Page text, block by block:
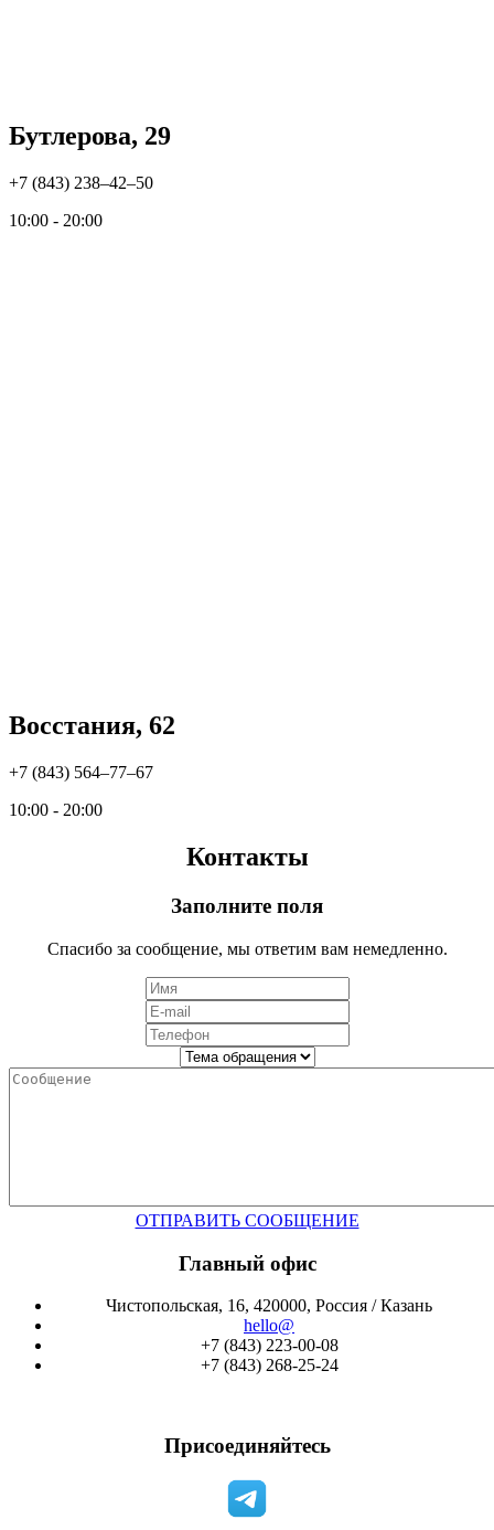
Бутлерова, 29
+7 (843) 238‒42‒50
10:00 - 20:00
Восстания, 62
+7 (843) 564‒77‒67
10:00 - 20:00
Контакты
Заполните поля
Спасибо за сообщение, мы ответим вам немедленно.
ОТПРАВИТЬ СООБЩЕНИЕ
Главный офис
Чистопольская, 16, 420000, Россия / Казань
hello@
+7 (843) 223-00-08
+7 (843) 268-25-24
Присоединяйтесь